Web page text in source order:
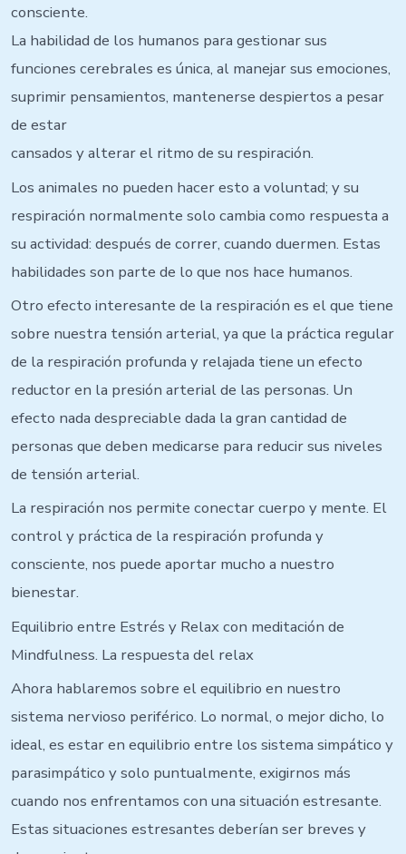
consciente.
La habilidad de los humanos para gestionar sus
funciones cerebrales es única, al manejar sus emociones,
suprimir pensamientos, mantenerse despiertos a pesar
de estar
cansados y alterar el ritmo de su respiración.
Los animales no pueden hacer esto a voluntad; y su
respiración normalmente solo cambia como respuesta a
su actividad: después de correr, cuando duermen. Estas
habilidades son parte de lo que nos hace humanos.
Otro efecto interesante de la respiración es el que tiene
sobre nuestra tensión arterial, ya que la práctica regular
de la respiración profunda y relajada tiene un efecto
reductor en la presión arterial de las personas. Un
efecto nada despreciable dada la gran cantidad de
personas que deben medicarse para reducir sus niveles
de tensión arterial.
La respiración nos permite conectar cuerpo y mente. El
control y práctica de la respiración profunda y
consciente, nos puede aportar mucho a nuestro
bienestar.
Equilibrio entre Estrés y Relax con meditación de
Mindfulness. La respuesta del relax
Ahora hablaremos sobre el equilibrio en nuestro
sistema nervioso periférico. Lo normal, o mejor dicho, lo
ideal, es estar en equilibrio entre los sistema simpático y
parasimpático y solo puntualmente, exigirnos más
cuando nos enfrentamos con una situación estresante.
Estas situaciones estresantes deberían ser breves y